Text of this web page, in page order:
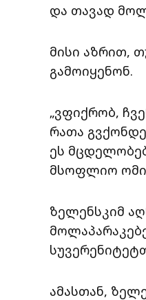
და თავად
მისი აზრით,
გამოიყენონ.
„ვფიქრობ,
რათა
ეს
მსოფლიო
ზელენსკიმ
ამასთან,